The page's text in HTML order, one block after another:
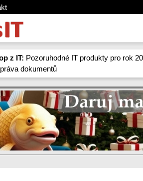
z IT: Pozoruhodné IT produkty pro rok
dokumentů